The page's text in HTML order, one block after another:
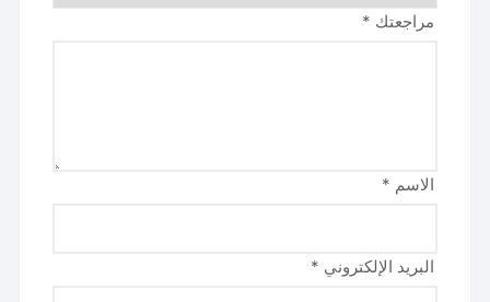
مراجعتك *
الاسم *
البريد الإلكتروني *